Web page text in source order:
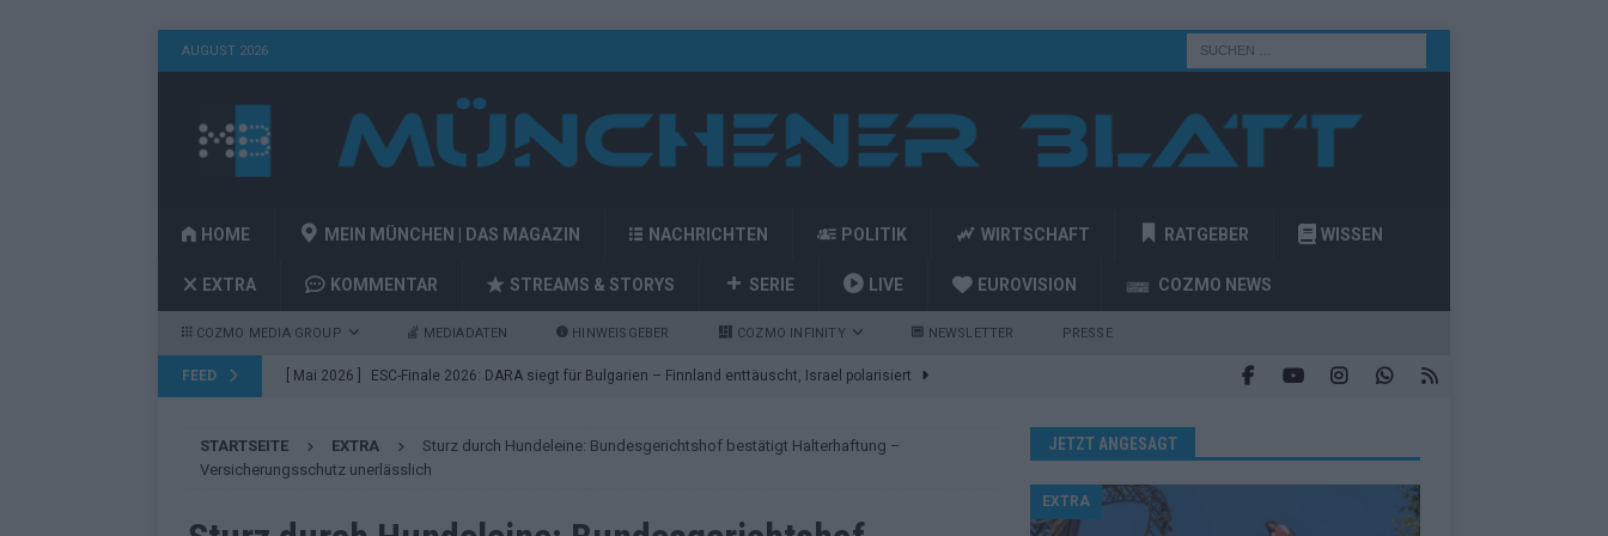
AUGUST 2026
HOME MEIN MÜNCHEN | DAS MAGAZIN NACHRICHTEN POLITIK WIRTSCHAFT RATGEBER WISSEN
EXTRA KOMMENTAR STREAMS & STORYS SERIE LIVE EUROVISION COZMO NEWS
COZMO MEDIA GROUP MEDIADATEN HINWEISGEBER COZMO INFINITY NEWSLETTER PRESSE
FEED [ Mai 2026 ] ESC-Finale 2026: DARA siegt für Bulgarien – Finnland enttäuscht, Israel polarisiert
[ Mai 2026 ] ESC 2026 Finale: JJ mit Mozart-Eröffnung, Eurovision-Allstars und Parov Stelar als Interval
STARTSEITE EXTRA
Sturz durch Hundeleine: Bundesgerichtshof bestätigt Halterhaftung –
Versicherungsschutz unerlässlich
JETZT ANGESAGT
EXTRA